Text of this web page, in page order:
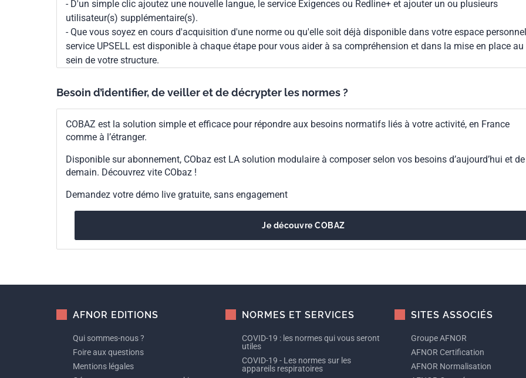
- D'un simple clic ajoutez une nouvelle langue, le service Exigences ou Redline+ et ajouter un ou plusieurs
utilisateur(s) supplémentaire(s).
- Que vous soyez en cours d'acquisition d'une norme ou qu'elle soit déjà disponible dans votre espace
service UPSELL est disponible à chaque étape pour vous aider à sa compréhension et dans la mise en place au
sein de votre structure.
Besoin d’identifier, de veiller et de décrypter les normes ?
COBAZ est la solution simple et efficace pour répondre aux besoins normatifs liés à votre activité, en France
comme à l’étranger.
Disponible sur abonnement, CObaz est LA solution modulaire à composer selon vos besoins d’aujourd’hui et de
demain. Découvrez vite CObaz !
Demandez votre démo live gratuite, sans engagement
Je découvre COBAZ
AFNOR EDITIONS
Qui sommes-nous ?
Foire aux questions
Mentions légales
NORMES ET SERVICES
COVID-19 : les normes qui vous seront
utiles
COVID-19 - Les normes sur les
appareils respiratoires
SITES ASSOCIÉS
Groupe AFNOR
AFNOR Certification
AFNOR Normalisation